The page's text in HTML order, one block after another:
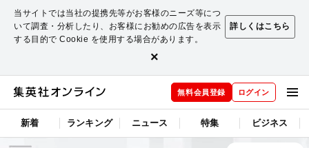
当サイトでは当社の提携先等がお客様のニーズ等につ
いて調査・分析したり、お客様にお勧めの広告を表示
する目的で Cookie を使用する場合があります。
詳しくはこちら
×
無料会員登録 ログイン
新着 ランキング ニュース 特集 ビジネス